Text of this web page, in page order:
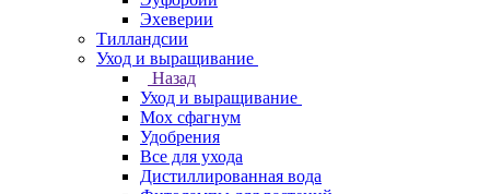
Эхеверии
Тилландсии
Уход и выращивание
Назад
Уход и выращивание
Мох сфагнум
Удобрения
Все для ухода
Дистиллированная вода